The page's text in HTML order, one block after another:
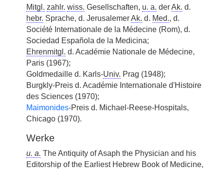
Mitgl. zahlr. wiss. Gesellschaften, u. a. derAk. d.
hebr. Sprache, d. JerusalemerAk. d. Med., d.
Société Internationale de la Médecine (Rom), d.
Sociedad Española de la Medicina;
Ehrenmitgl. d. Académie Nationale de Médecine,
Paris (1967);
Goldmedaille d. Karls-Univ. Prag (1948);
Burgkly-Preis d. Académie Internationale d'Histoire
des Sciences (1970);
Maimonides-Preis d. Michael-Reese-Hospitals,
Chicago (1970).
Werke
u. a. The Antiquity of Asaph the Physician and his
Editorship of the Earliest Hebrew Book of Medicine,